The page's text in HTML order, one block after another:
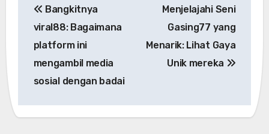
navigation
Bangkitnya
viral88: Bagaimana
platform ini
mengambil media
sosial dengan badai
Menjelajahi Seni
Gasing77 yang
Menarik: Lihat Gaya
Unik mereka